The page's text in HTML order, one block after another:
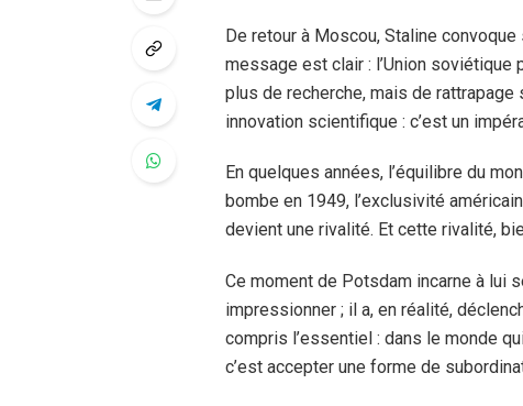
De retour à Moscou, Staline
message est clair : l’Union soviétique
plus de recherche, mais de rattrapage
innovation scientifique : c’est un
En quelques années, l’équilibre du
bombe en 1949, l’exclusivité
devient une rivalité. Et cette rivalité,
Ce moment de Potsdam incarne à lui
impressionner ; il a, en réalité,
compris l’essentiel : dans le monde
c’est accepter une forme de